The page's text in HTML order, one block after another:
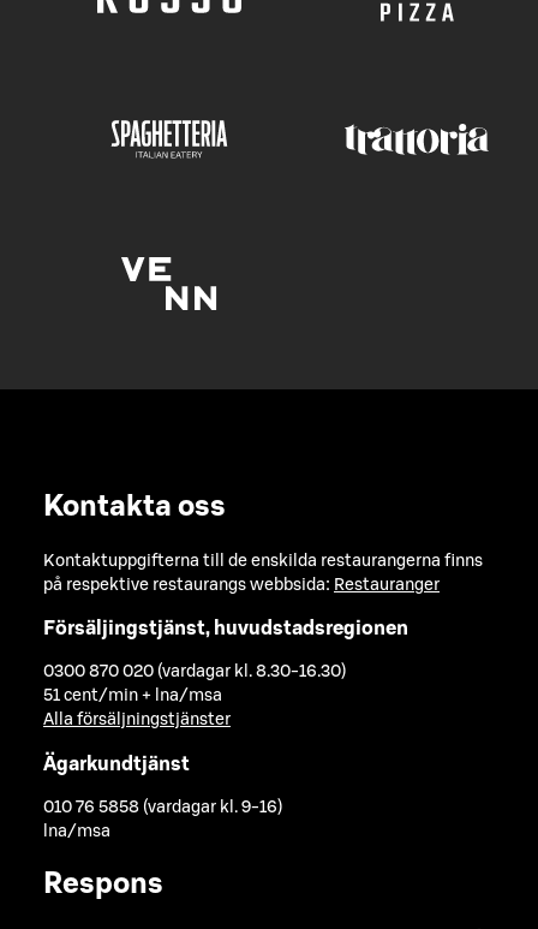
Kontakta oss
Kontaktuppgifterna till de enskilda restaurangerna finns
på respektive restaurangs webbsida: Restauranger
Försäljingstjänst, huvudstadsregionen
0300 870 020 (vardagar kl. 8.30-16.30)
51 cent/min + lna/msa
Alla försäljningstjänster
Ägarkundtjänst
010 76 5858 (vardagar kl. 9-16)
lna/msa
Respons